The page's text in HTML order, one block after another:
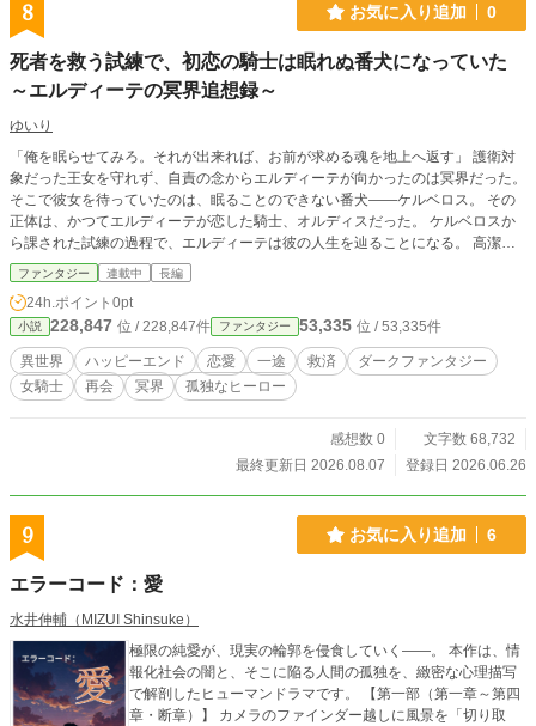
8 お気に入り追加 0
死者を救う試練で、初恋の騎士は眠れぬ番犬になっていた
～エルディーテの冥界追想録～
ゆいり
「俺を眠らせてみろ。それが出来れば、お前が求める魂を地上へ返す」 護衛対
象だった王女を守れず、自責の念からエルディーテが向かったのは冥界だった。
そこで彼女を待っていたのは、眠ることのできない番犬――ケルベロス。 その
正体は、かつてエルディーテが恋した騎士、オルディスだった。 ケルベロスか
ら課された試練の過程で、エルディーテは彼の人生を辿ることになる。 高潔で
誰よりも真っ直ぐだったオルディス。 しかし彼の人生は、冤罪、婚約破棄、騎
士団追放、そして死へと転がり落ちていく。 なぜ彼はケルベロスになったの
か。 過去を追ううち、エルディーテは二十年前の事件に隠された真実と、ケル
ベロスの秘密へ辿り着く。 令嬢としての人生を捨てた傷だらけの女騎士と、眠
れぬ番犬となった初恋の騎士。 死者を救うために冥界へ来たエルディーテは、
やがて自分自身をも救っていく。 これは、二人が過去を乗り越え、互いを救う
相互救済ロマンスファンタジー。
ファンタジー 連載中 長編
24h.ポイント 0pt
小説 228,847 位 / 228,847件 ファンタジー 53,335 位 / 53,335件
異世界 ハッピーエンド 恋愛 一途 救済
ダークファンタジー
女騎士
再会 冥界 孤独なヒーロー
感想数 0
文字数 68,732
最終更新日 2026.08.07
登録日 2026.06.26
9 お気に入り追加 6
エラーコード：愛
水井伸輔（MIZUI Shinsuke）
極限の純愛が、現実の輪郭を侵食していく――。 本作は、情
報化社会の闇と、そこに陥る人間の孤独を、緻密な心理描写
で解剖したヒューマンドラマです。 【第一部（第一章～第四
章・断章）】 カメラのファインダー越しに風景を「切り取